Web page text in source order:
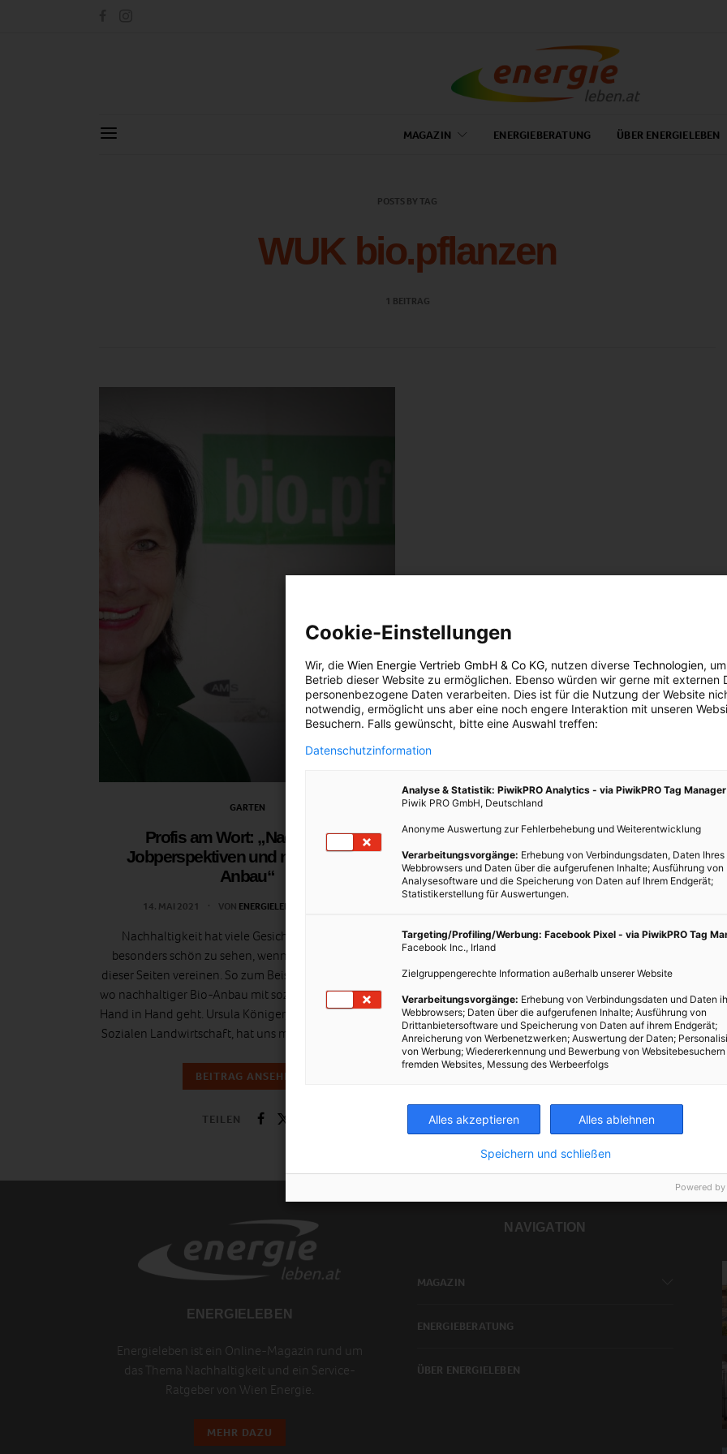
MAGAZIN ENERGIEBERATUNG ÜBER ENERGIELEBEN
POSTS BY TAG
WUK bio.pflanzen
1 BEITRAG
GARTEN
Profis am Wort: „Nachhaltige
Jobperspektiven und nachhaltiger
Anbau“
14. MAI 2021 VON ENERGIELEBEN REDAKTION
Nachhaltigkeit hat viele Gesichter. Für uns ist es
besonders schön zu sehen, wenn Projekte mehrere
dieser Seiten vereinen. So zum Beispiel in Gänserndorf,
wo nachhaltiger Bio-Anbau mit sozialer Nachhaltigkeit
Hand in Hand geht. Ursula Königer, Profi im Bereich der
Sozialen Landwirtschaft, hat uns mehr darüber erzählt.
BEITRAG ANSEHEN
TEILEN
ENERGIELEBEN
Energieleben ist ein Online-Magazin rund um
das Thema Nachhaltigkeit und ein Service-
Ratgeber von Wien Energie.
MEHR DAZU
NAVIGATION
MAGAZIN
ENERGIEBERATUNG
ÜBER ENERGIELEBEN
Cookie-Einstellungen
Wir, die Wien Energie Vertrieb GmbH & Co KG, nutzen diverse Technologien,
Betrieb dieser Website zu ermöglichen. Ebenso würden wir gerne mit externen
personenbezogene Daten verarbeiten. Dies ist für die Nutzung der Website
notwendig, ermöglicht uns aber eine noch engere Interaktion mit unseren
Besuchern. Falls gewünscht, bitte eine Auswahl treffen:
Datenschutzinformation
Analyse & Statistik: PiwikPRO Analytics - via PiwikPRO Tag Manager
Piwik PRO GmbH, Deutschland
Anonyme Auswertung zur Fehlerbehebung und Weiterentwicklung
Verarbeitungsvorgänge: Erhebung von Verbindungsdaten, Daten Ihres
Webbrowsers und Daten über die aufgerufenen Inhalte; Ausführung von
Analysesoftware und die Speicherung von Daten auf Ihrem Endgerät;
Statistikerstellung für Auswertungen.
Targeting/Profiling/Werbung: Facebook Pixel - via PiwikPRO Tag
Facebook Inc., Irland
Zielgruppengerechte Information außerhalb unserer Website
Verarbeitungsvorgänge: Erhebung von Verbindungsdaten und Daten
Webbrowsers; Daten über die aufgerufenen Inhalte; Ausführung von
Drittanbietersoftware und Speicherung von Daten auf ihrem Endgerät;
Anreicherung von Werbenetzwerken; Auswertung der Daten;
von Werbung; Wiedererkennung und Bewerbung von
fremden Websites, Messung des Werbeerfolgs
Alles akzeptieren Alles ablehnen
Speichern und schließen
Powered by